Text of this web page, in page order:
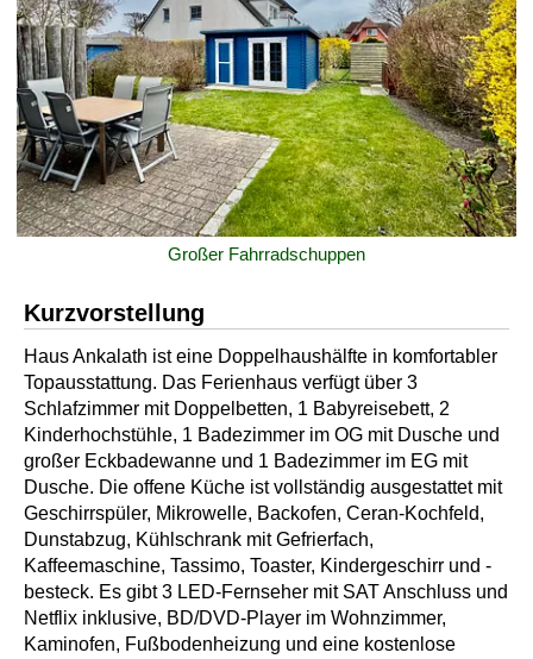
Großer Fahrradschuppen
Kurzvorstellung
Haus Ankalath ist eine Doppelhaushälfte in komfortabler
Topausstattung. Das Ferienhaus verfügt über 3
Schlafzimmer mit Doppelbetten, 1 Babyreisebett, 2
Kinderhochstühle, 1 Badezimmer im OG mit Dusche und
großer Eckbadewanne und 1 Badezimmer im EG mit
Dusche. Die offene Küche ist vollständig ausgestattet mit
Geschirrspüler, Mikrowelle, Backofen, Ceran-Kochfeld,
Dunstabzug, Kühlschrank mit Gefrierfach,
Kaffeemaschine, Tassimo, Toaster, Kindergeschirr und -
besteck. Es gibt 3 LED-Fernseher mit SAT Anschluss und
Netflix inklusive, BD/DVD-Player im Wohnzimmer,
Kaminofen, Fußbodenheizung und eine kostenlose